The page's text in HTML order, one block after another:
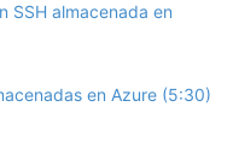
SSH almacenada en
en Azure (5:30)